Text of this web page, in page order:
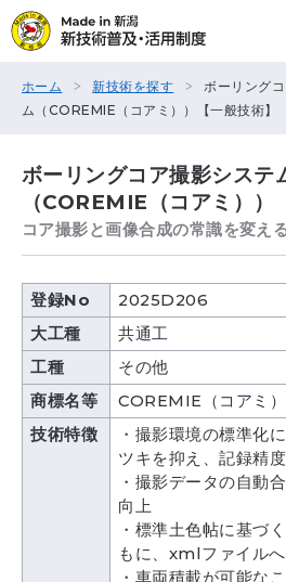
ホーム 新技術を探す
ボーリング
ム（COREMIE（コアミ））【一般技術】
ボーリングコア撮影システ
（COREMIE（コアミ））
コア撮影と画像合成の常識を変え
登録No
2025D206
大工種
共通工
工種
その他
商標名等
COREMIE（コアミ）
技術特徴
・撮影環境の標準化
ツキを抑え、記録精
・撮影データの自動
向上
・標準土色帖に基づ
もに、xmlファイル
・車両積載が可能な